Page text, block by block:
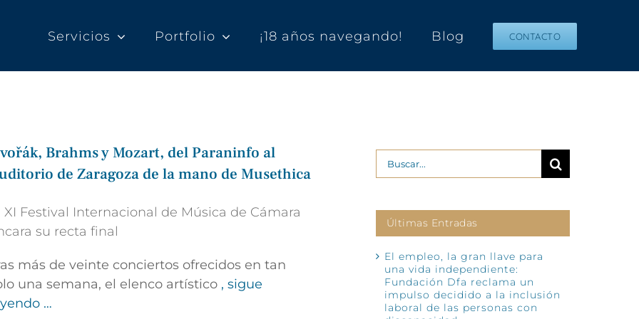
Servicios Portfolio ¡18 años navegando! Blog CONTACTO
Brahms y Mozart, del Paraninfo al
de Zaragoza de la mano de Musethica
XI Festival Internacional de Música de Cámara
su recta final
más de veinte conciertos ofrecidos en tan
una semana, el elenco artístico , sigue
…
Buscar:
Últimas Entradas
El empleo, la gran llave para
una vida independiente:
Fundación Dfa reclama un
impulso decidido a la inclusión
laboral de las personas con